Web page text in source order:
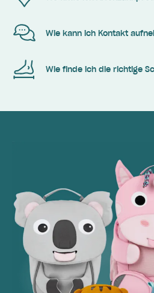
Wie kann ich Kontakt
Wie finde ich die richtige